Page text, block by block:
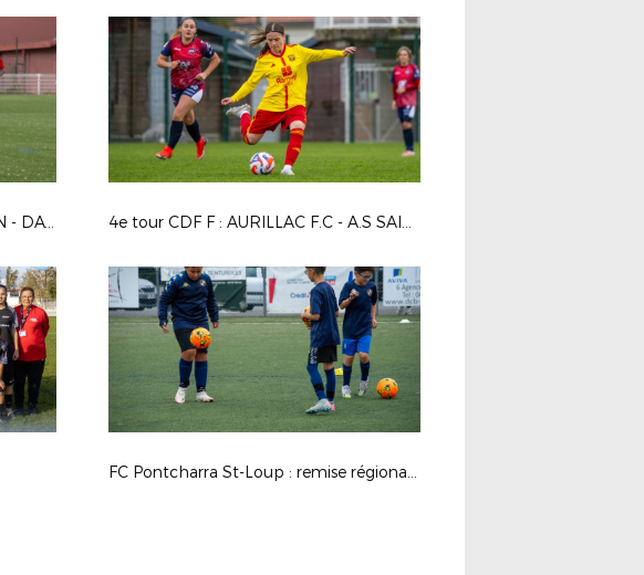
5ème tour CGCA : EVEIL DE LYON - DAVEZIEUX VIDALON 4e tour CDF F : AURILLAC F.C - A.S SAINT PRIEST
FC Pontcharra St-Loup : remise régionale des labels 2025